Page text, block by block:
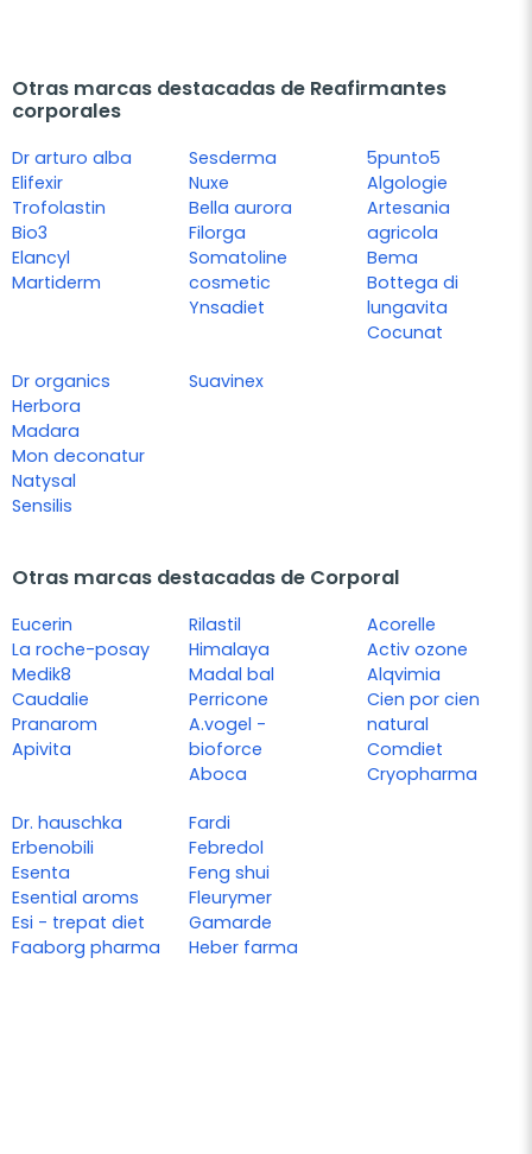
Otras marcas destacadas de Reafirmantes
corporales
Dr arturo alba
Elifexir
Trofolastin
Bio3
Elancyl
Martiderm
Sesderma
Nuxe
Bella aurora
Filorga
Somatoline
cosmetic
Ynsadiet
5punto5
Algologie
Artesania
agricola
Bema
Bottega di
lungavita
Cocunat
Dr organics
Herbora
Madara
Mon deconatur
Natysal
Sensilis
Suavinex
Otras marcas destacadas de Corporal
Eucerin
La roche-posay
Medik8
Caudalie
Pranarom
Apivita
Rilastil
Himalaya
Madal bal
Perricone
A.vogel -
bioforce
Aboca
Acorelle
Activ ozone
Alqvimia
Cien por cien
natural
Comdiet
Cryopharma
Dr. hauschka
Erbenobili
Esenta
Esential aroms
Esi - trepat diet
Faaborg pharma
Fardi
Febredol
Feng shui
Fleurymer
Gamarde
Heber farma